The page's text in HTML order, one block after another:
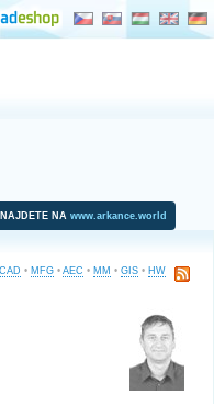
NA www.arkance.world
CAD • MFG • AEC • MM • GIS • HW